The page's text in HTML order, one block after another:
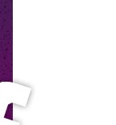
KISOKOS